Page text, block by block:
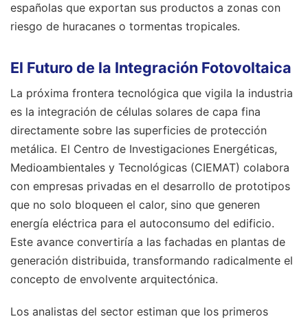
españolas que exportan sus productos a zonas con
riesgo de huracanes o tormentas tropicales.
El Futuro de la Integración Fotovoltaica
La próxima frontera tecnológica que vigila la industria
es la integración de células solares de capa fina
directamente sobre las superficies de protección
metálica. El Centro de Investigaciones Energéticas,
Medioambientales y Tecnológicas (CIEMAT) colabora
con empresas privadas en el desarrollo de prototipos
que no solo bloqueen el calor, sino que generen
energía eléctrica para el autoconsumo del edificio.
Este avance convertiría a las fachadas en plantas de
generación distribuida, transformando radicalmente el
concepto de envolvente arquitectónica.
Los analistas del sector estiman que los primeros